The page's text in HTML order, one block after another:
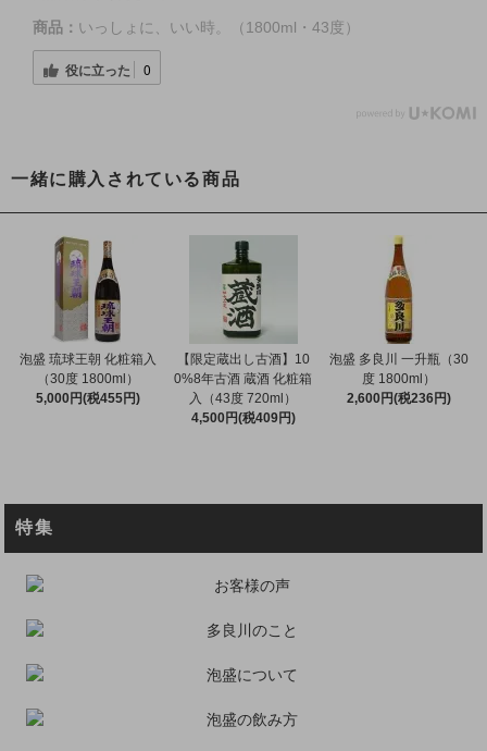
商品： いっしょに、いい時。（1800ml・43度）
役に立った 0
一緒に購入されている商品
泡盛 琉球王朝 化粧箱入
（30度 1800ml）
5,000円(税455円)
【限定蔵出し古酒】10
0%8年古酒 蔵酒 化粧箱
入（43度 720ml）
4,500円(税409円)
泡盛 多良川 一升瓶（30
度 1800ml）
2,600円(税236円)
特集